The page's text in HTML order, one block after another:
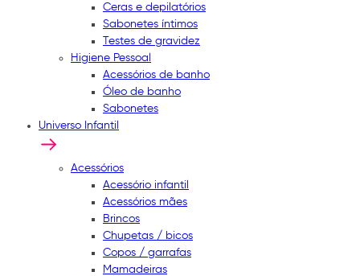
Ceras e depilatórios
Sabonetes íntimos
Testes de gravidez
Higiene Pessoal
Acessórios de banho
Óleo de banho
Sabonetes
Universo Infantil
Acessórios
Acessório infantil
Acessórios mães
Brincos
Chupetas / bicos
Copos / garrafas
Mamadeiras